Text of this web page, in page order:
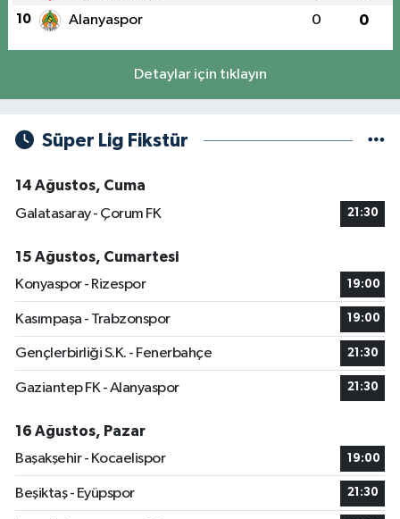
10 Alanyaspor 0 0
Detaylar için tıklayın
Süper Lig Fikstür
14 Ağustos, Cuma
Galatasaray - Çorum FK
21:30
15 Ağustos, Cumartesi
Konyaspor - Rizespor
19:00
Kasımpaşa - Trabzonspor 19:00
Gençlerbirliği S.K. - Fenerbahçe 21:30
Gaziantep FK - Alanyaspor 21:30
16 Ağustos, Pazar
Başakşehir - Kocaelispor
19:00
Beşiktaş - Eyüpspor 21:30